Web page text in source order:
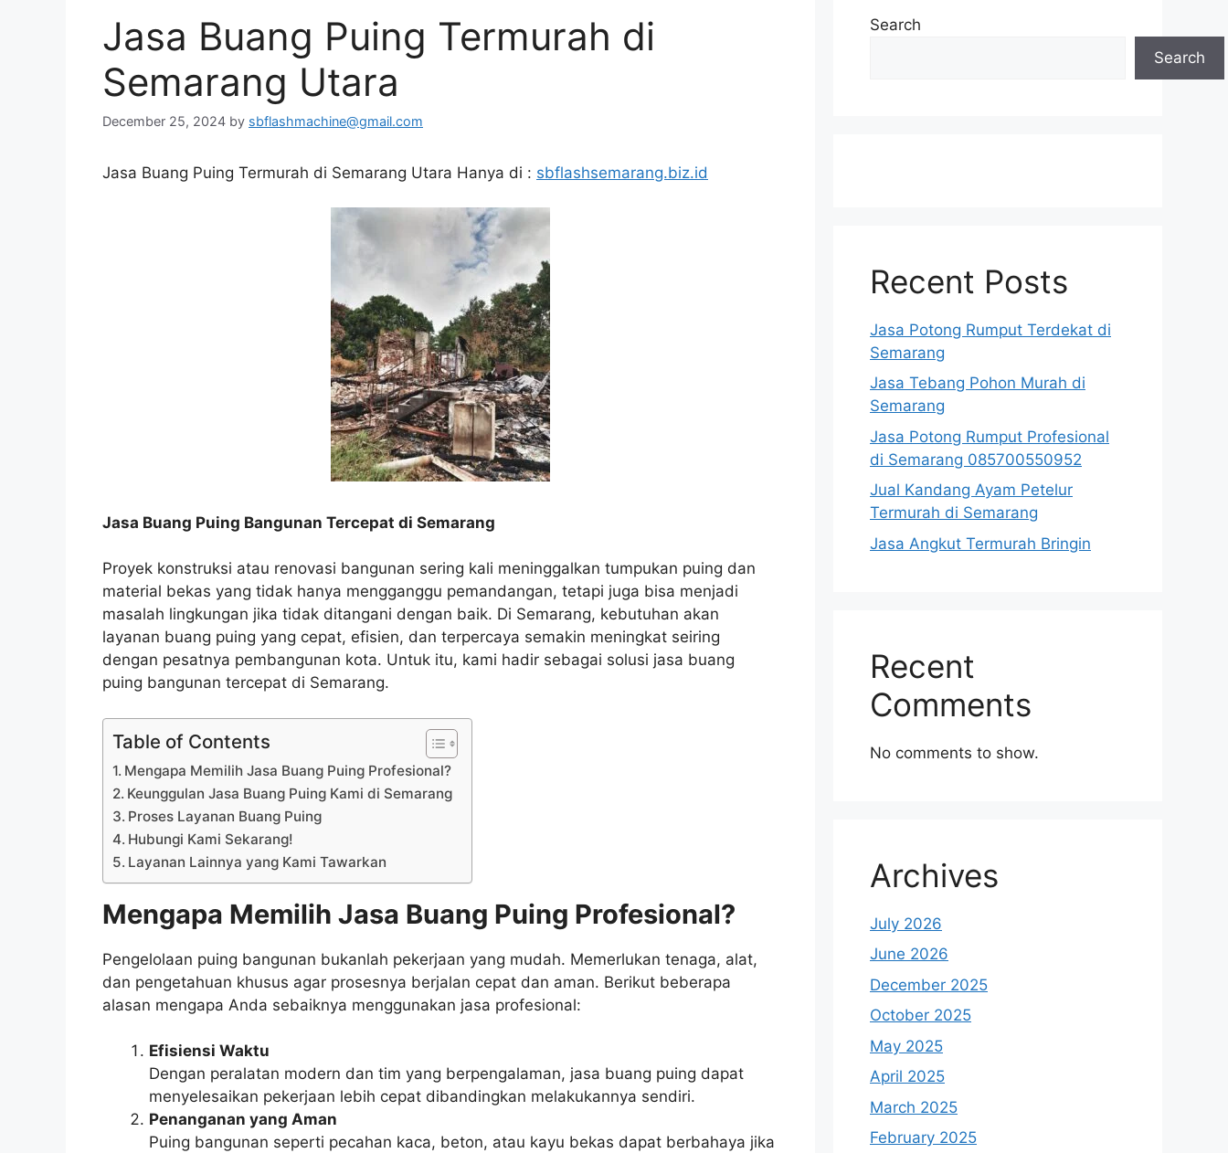
Jasa Buang Puing Termurah di
Semarang Utara
December 25, 2024 by sbflashmachine@gmail.com
Jasa Buang Puing Termurah di Semarang Utara Hanya di : sbflashsemarang.biz.id
Jasa Buang Puing Bangunan Tercepat di Semarang
Proyek konstruksi atau renovasi bangunan sering kali meninggalkan tumpukan puing dan
material bekas yang tidak hanya mengganggu pemandangan, tetapi juga bisa menjadi
masalah lingkungan jika tidak ditangani dengan baik. Di Semarang, kebutuhan akan
layanan buang puing yang cepat, efisien, dan terpercaya semakin meningkat seiring
dengan pesatnya pembangunan kota. Untuk itu, kami hadir sebagai solusi jasa buang
puing bangunan tercepat di Semarang.
Table of Contents
Mengapa Memilih Jasa Buang Puing Profesional?
Keunggulan Jasa Buang Puing Kami di Semarang
Proses Layanan Buang Puing
Hubungi Kami Sekarang!
Layanan Lainnya yang Kami Tawarkan
Mengapa Memilih Jasa Buang Puing Profesional?
Pengelolaan puing bangunan bukanlah pekerjaan yang mudah. Memerlukan tenaga, alat,
dan pengetahuan khusus agar prosesnya berjalan cepat dan aman. Berikut beberapa
alasan mengapa Anda sebaiknya menggunakan jasa profesional:
Efisiensi Waktu
Dengan peralatan modern dan tim yang berpengalaman, jasa buang puing dapat
menyelesaikan pekerjaan lebih cepat dibandingkan melakukannya sendiri.
Penanganan yang Aman
Puing bangunan seperti pecahan kaca, beton, atau kayu bekas dapat berbahaya jika
Search
Search
Recent Posts
Jasa Potong Rumput Terdekat di
Semarang
Jasa Tebang Pohon Murah di
Semarang
Jasa Potong Rumput Profesional
di Semarang 085700550952
Jual Kandang Ayam Petelur
Termurah di Semarang
Jasa Angkut Termurah Bringin
Recent
Comments
No comments to show.
Archives
July 2026
June 2026
December 2025
October 2025
May 2025
April 2025
March 2025
February 2025